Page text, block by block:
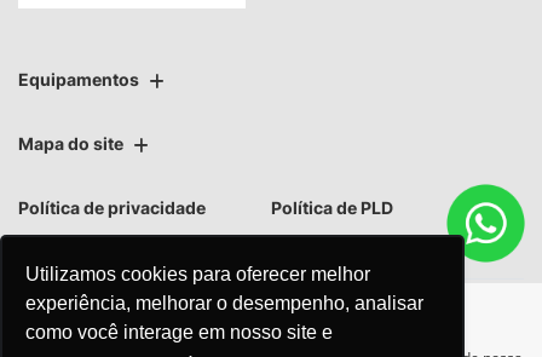
Utilizamos cookies para oferecer melhor
experiência, melhorar o desempenho, analisar
como você interage em nosso site e
Equipamentos
Mapa do site
Política de privacidade Política de PLD